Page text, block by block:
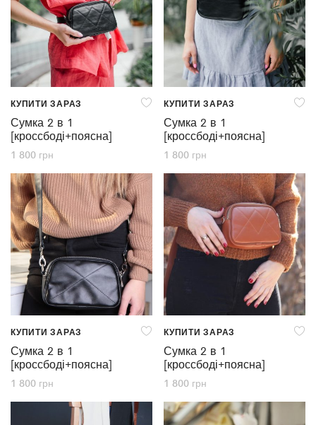
КУПИТИ ЗАРАЗ
Сумка 2 в 1
[кроссбоді+поясна]
1 800 грн
КУПИТИ ЗАРАЗ
Сумка 2 в 1
[кроссбоді+поясна]
1 800 грн
КУПИТИ ЗАРАЗ
Сумка 2 в 1
[кроссбоді+поясна]
1 800 грн
КУПИТИ ЗАРАЗ
Сумка 2 в 1
[кроссбоді+поясна]
1 800 грн